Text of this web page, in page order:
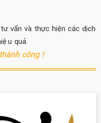
vấn và thực hiện các dịch
quả.
công !